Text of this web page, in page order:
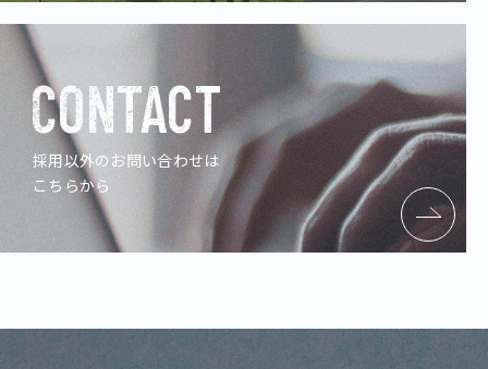
CONTACT
採用以外のお問い合わせは
こちらから